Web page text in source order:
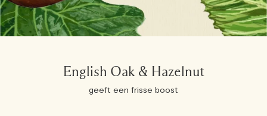
English Oak & Hazelnut
geeft een frisse boost